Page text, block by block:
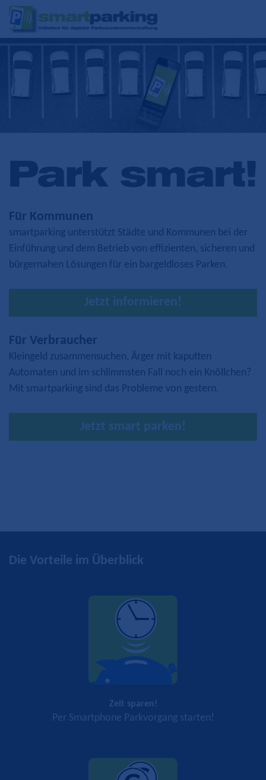
Team von smartparking
Für Kommunen
smartparking unterstützt Städte und Kommunen bei der
Einführung und dem Betrieb von effizienten, sicheren und
bürgernahen Lösungen für ein bargeldloses Parken.
Jetzt informieren!
Für Verbraucher
Kleingeld zusammensuchen, Ärger mit kaputten
Automaten und im schlimmsten Fall noch ein Knöllchen?
Mit smartparking sind das Probleme von gestern.
Jetzt smart parken!
Die Vorteile im Überblick
Zeit sparen!
Per Smartphone Parkvorgang starten!